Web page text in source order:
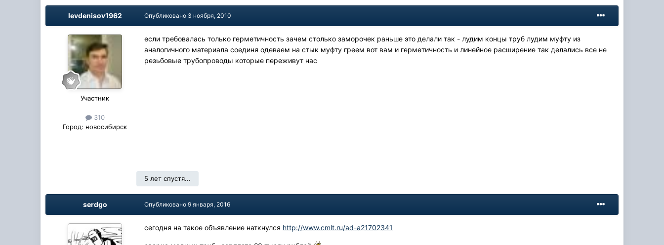
levdenisov1962
Участник
310
Город: новосибирск
Опубликовано 3 ноября, 2010
если требовалась только герметичность зачем столько заморочек раньше это делали так - лудим концы труб лудим муфту из
аналогичного материала соединя одеваем на стык муфту греем вот вам и герметичность и линейное расширение так делались все не
резьбовые трубопроводы которые переживут нас
5 лет спустя...
serdgo Опубликовано9 января, 2016
сегодня на такое объявление наткнулся http://www.cmlt.ru/ad-a21702341